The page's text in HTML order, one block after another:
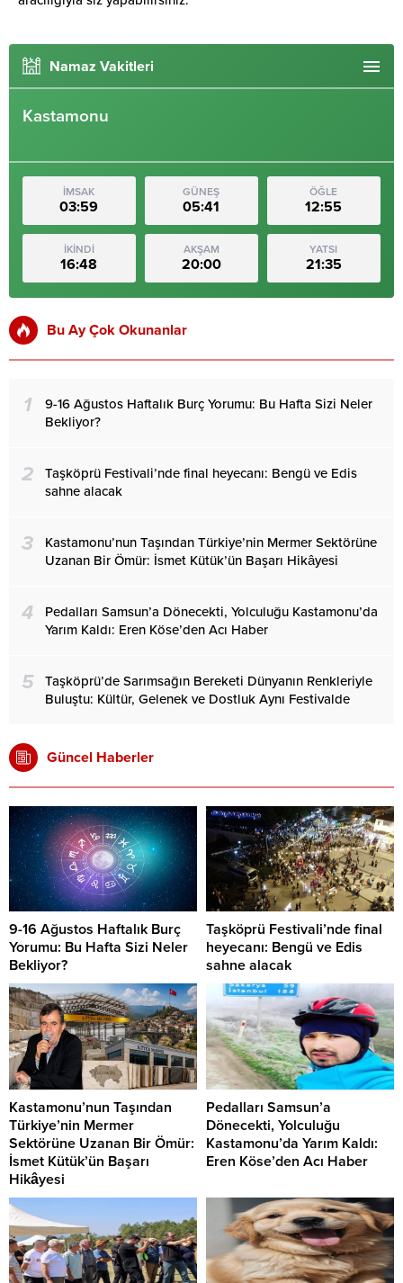
Namaz Vakitleri
Kastamonu
İMSAK
03:59
GÜNEŞ
05:41
ÖĞLE
12:55
İKİNDİ
16:48
AKŞAM
20:00
YATSI
21:35
Bu Ay Çok Okunanlar
1
9-16 Ağustos Haftalık Burç Yorumu: Bu Hafta Sizi Neler
Bekliyor?
2
Taşköprü Festivali’nde final heyecanı: Bengü ve Edis
sahne alacak
3
Kastamonu’nun Taşından Türkiye’nin Mermer Sektörüne
Uzanan Bir Ömür: İsmet Kütük’ün Başarı Hikâyesi
4
Pedalları Samsun’a Dönecekti, Yolculuğu Kastamonu’da
Yarım Kaldı: Eren Köse’den Acı Haber
5
Taşköprü’de Sarımsağın Bereketi Dünyanın Renkleriyle
Buluştu: Kültür, Gelenek ve Dostluk Aynı Festivalde
Güncel Haberler
9-16 Ağustos Haftalık Burç
Yorumu: Bu Hafta Sizi Neler
Bekliyor?
Taşköprü Festivali’nde final
heyecanı: Bengü ve Edis
sahne alacak
Kastamonu’nun Taşından
Türkiye’nin Mermer
Sektörüne Uzanan Bir Ömür:
İsmet Kütük’ün Başarı
Hikâyesi
Pedalları Samsun’a
Dönecekti, Yolculuğu
Kastamonu’da Yarım Kaldı:
Eren Köse’den Acı Haber